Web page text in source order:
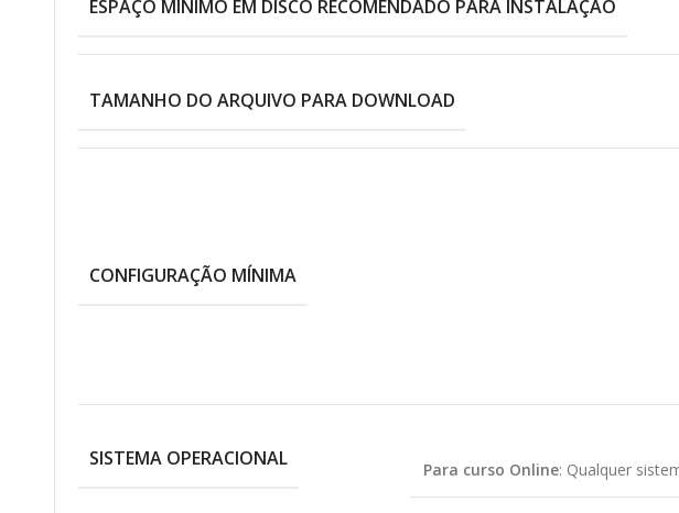
ESPAÇO MÍNIMO EM DISCO RECOMENDADO PARA INSTALAÇÃO
TAMANHO DO ARQUIVO PARA DOWNLOAD
CONFIGURAÇÃO MÍNIMA
SISTEMA OPERACIONAL
Para curso Online: Qualquer